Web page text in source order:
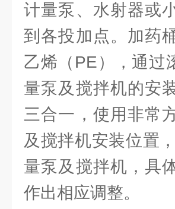
计量泵、水射器或
到各投加点。加药
乙烯（PE），通过
量泵及搅拌机的安
三合一，使用非常
及搅拌机安装位置
量泵及搅拌机，具
作出相应调整。